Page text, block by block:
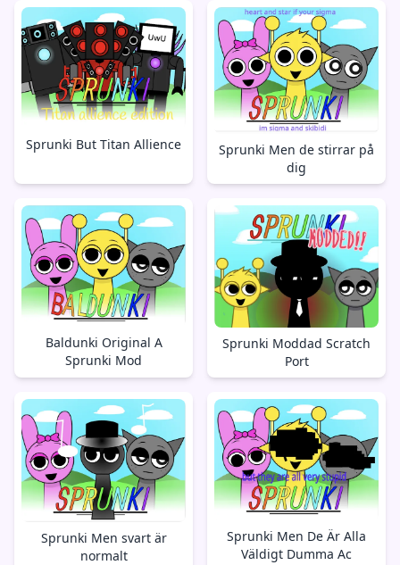
Sprunki But Titan Allience
Sprunki Men de stirrar på
dig
Baldunki Original A
Sprunki Mod
Sprunki Moddad Scratch
Port
Sprunki Men svart är
normalt
Sprunki Men De Är Alla
Väldigt Dumma Ac